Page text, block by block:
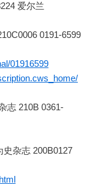
爱尔兰
0191-6599
01916599
志 210B 0361-
史杂志 200B0127